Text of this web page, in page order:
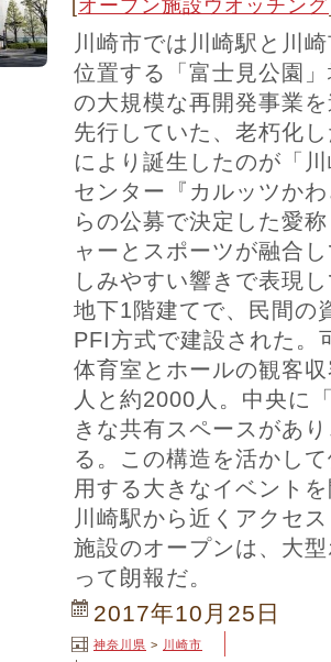
[オープン施設ウオッチング
川崎市では川崎駅と川
位置する「富士見公園
の大規模な再開発事業
先行していた、老朽化
により誕生したのが「
センター『カルッツか
らの公募で決定した愛
ャーとスポーツが融合
しみやすい響きで表現
地下1階建てで、民間の
PFI方式で建設された。
体育室とホールの観客
人と約2000人。中央に
きな共有スペースがあ
る。この構造を活かし
用する大きなイベント
川崎駅から近くアクセ
施設のオープンは、大
って朗報だ。
2017年10月25日
神奈川県 >
川崎市